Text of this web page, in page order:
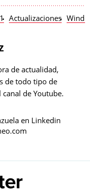
Actualizaciones
de actualidad,
de todo tipo de
de Youtube.
en Linkedin